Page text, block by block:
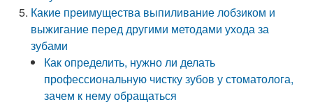
Какие преимущества выпиливание лобзиком и
выжигание перед другими методами ухода за
зубами
Как определить, нужно ли делать
профессиональную чистку зубов у стоматолога,
зачем к нему обращаться